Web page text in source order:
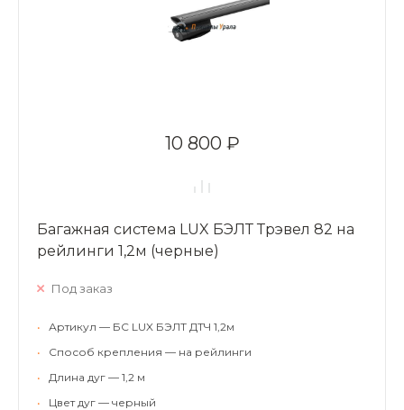
10 800 ₽
Багажная система LUX БЭЛТ Трэвел 82 на
рейлинги 1,2м (черные)
Под заказ
•
Артикул — БС LUX БЭЛТ ДТЧ 1,2м
•
Способ крепления — на рейлинги
•
Длина дуг — 1,2 м
•
Цвет дуг — черный